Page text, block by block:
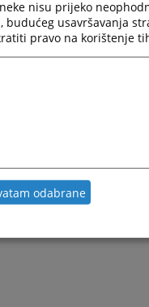
nisu prijeko
usavršavanja
pravo na korištenje
odabrane